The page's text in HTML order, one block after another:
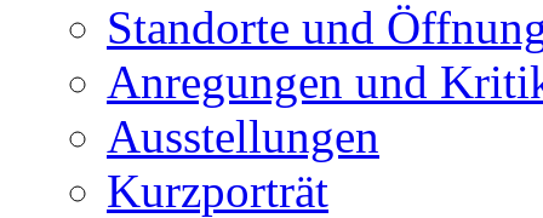
Standorte und
Anregungen und
Ausstellungen
Kurzporträt